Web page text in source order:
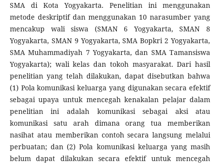
SMA di Kota Yogyakarta. Penelitian ini menggunakan
metode deskriptif dan menggunakan 10 narasumber yang
mencakup wali siswa (SMAN 6 Yogyakarta, SMAN 8
Yogyakarta, SMAN 9 Yogyakarta, SMA Bopkri 2 Yogyakarta,
SMA Muhammadiyah 7 Yogyakarta, dan SMA Tamansiswa
Yogyakarta); wali kelas dan tokoh masyarakat. Dari hasil
penelitian yang telah dilakukan, dapat disebutkan bahwa
(1) Pola komunikasi keluarga yang digunakan secara efektif
sebagai upaya untuk mencegah kenakalan pelajar dalam
penelitian ini adalah komunikasi sebagai aksi atau
komunikasi satu arah dimana orang tua memberikan
nasihat atau memberikan contoh secara langsung melalui
perbuatan; dan (2) Pola komunikasi keluarga yang masih
belum dapat dilakukan secara efektif untuk mencegah